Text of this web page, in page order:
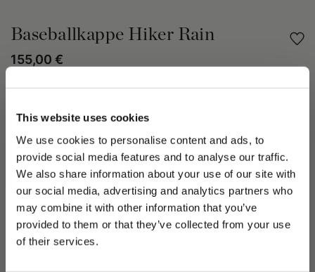
This website uses cookies
We use cookies to personalise content and ads, to
provide social media features and to analyse our traffic.
We also share information about your use of our site with
our social media, advertising and analytics partners who
may combine it with other information that you’ve
provided to them or that they’ve collected from your use
of their services.
PLEASE CHOOSE YOUR COUNTRY
We detected that you are browsing from United States, do
Baseballkappe Hiker Rain
155,00 €
PRODUKTDETAILS
Die Baseballkappe Hiker Rain ist gefüttert und wattiert. Die
Baseballkappe Hiker Rain besteht aus 100 % Polyester und
verfügt über einen verstellbaren Riemen auf der Rückseite und
einen seitlichen Logo-Patch. Dieses Unisex-Modell ist ein
unverzichtbares Accessoire für den Herbst und Winter.
Kombinieren Sie Ihre Baseballkappe Hiker Rain in diesem